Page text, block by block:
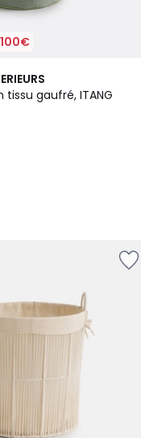
tissu gaufré, ITANG